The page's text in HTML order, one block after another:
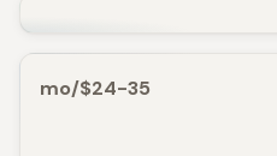
$24-35/mo